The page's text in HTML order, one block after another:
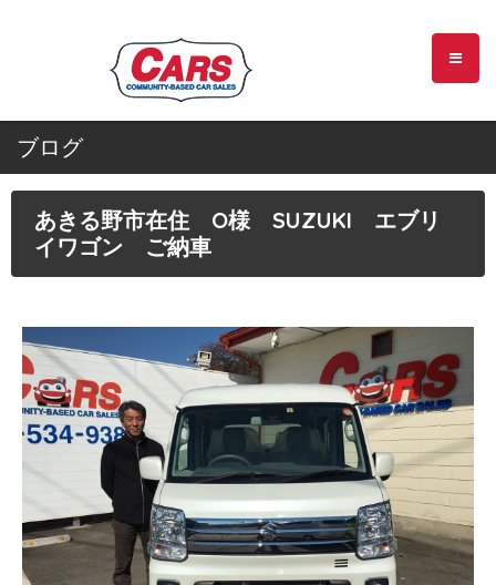
ブログ
あきる野市在住 O様 SUZUKI エブリ
イワゴン ご納車